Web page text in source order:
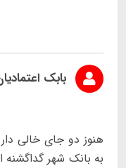
بابک
هنوز دو جای خالی
به بانک شهر